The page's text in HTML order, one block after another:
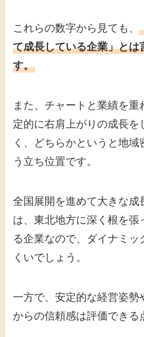
これらの数字から見ても、
て成長している企業」とは
す。
また、チャートと業績を
定的に右肩上がりの成長を
く、どちらかというと地
う立ち位置です。
全国展開を進めて大きな成
は、東北地方に深く根を張
る企業なので、ダイナミッ
くいでしょう。
一方で、安定的な経営姿勢
からの信頼感は評価できる